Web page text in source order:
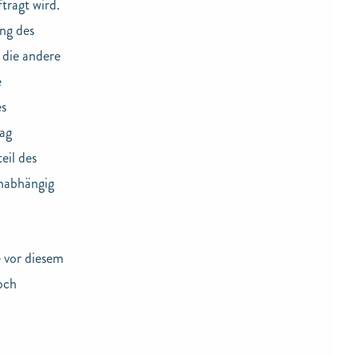
wird.
des
andere
des
diesem